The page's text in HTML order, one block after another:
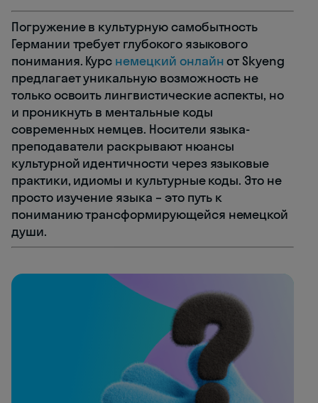
Погружение в культурную самобытность
Германии требует глубокого языкового
понимания. Курс немецкий онлайнот Skyeng
предлагает уникальную возможность не
только освоить лингвистические аспекты, но
и проникнуть в ментальные коды
современных немцев. Носители языка-
преподаватели раскрывают нюансы
культурной идентичности через языковые
практики, идиомы и культурные коды. Это не
просто изучение языка – это путь к
пониманию трансформирующейся немецкой
души.